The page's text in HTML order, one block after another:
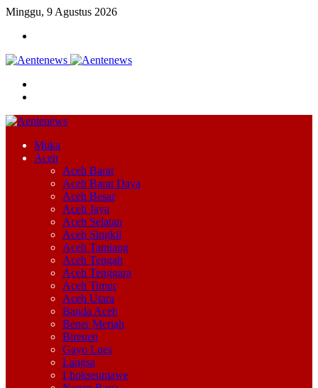
Minggu, 9 Agustus 2026
Muka
Aceh
Aceh Barat
Aceh Barat Daya
Aceh Besar
Aceh Jaya
Aceh Selatan
Aceh Singkil
Aceh Tamiang
Aceh Tengah
Aceh Tenggara
Aceh Timur
Aceh Utara
Banda Aceh
Bener Meriah
Bireuen
Gayo Lues
Langsa
Lhokseumawe